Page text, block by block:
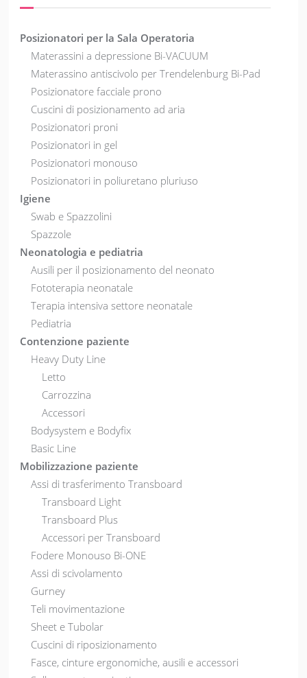
Posizionatori per la Sala Operatoria
Materassini a depressione Bi-VACUUM
Materassino antiscivolo per Trendelenburg Bi-Pad
Posizionatore facciale prono
Cuscini di posizionamento ad aria
Posizionatori proni
Posizionatori in gel
Posizionatori monouso
Posizionatori in poliuretano pluriuso
Igiene
Swab e Spazzolini
Spazzole
Neonatologia e pediatria
Ausili per il posizionamento del neonato
Fototerapia neonatale
Terapia intensiva settore neonatale
Pediatria
Contenzione paziente
Heavy Duty Line
Letto
Carrozzina
Accessori
Bodysystem e Bodyfix
Basic Line
Mobilizzazione paziente
Assi di trasferimento Transboard
Transboard Light
Transboard Plus
Accessori per Transboard
Fodere Monouso Bi-ONE
Assi di scivolamento
Gurney
Teli movimentazione
Sheet e Tubolar
Cuscini di riposizionamento
Fasce, cinture ergonomiche, ausili e accessori